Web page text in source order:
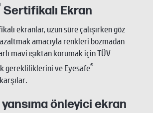
Sertifikalı Ekran
ekranlar, uzun süre çalışırken göz
amacıyla renkleri bozmadan
mavi ışıktan korumak için TÜV
gerekliliklerini ve Eyesafe®
yansıma önleyici ekran